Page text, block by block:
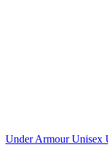
Under Armour Unisex